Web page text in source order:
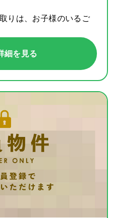
りは、お子様のいるご
細を見る